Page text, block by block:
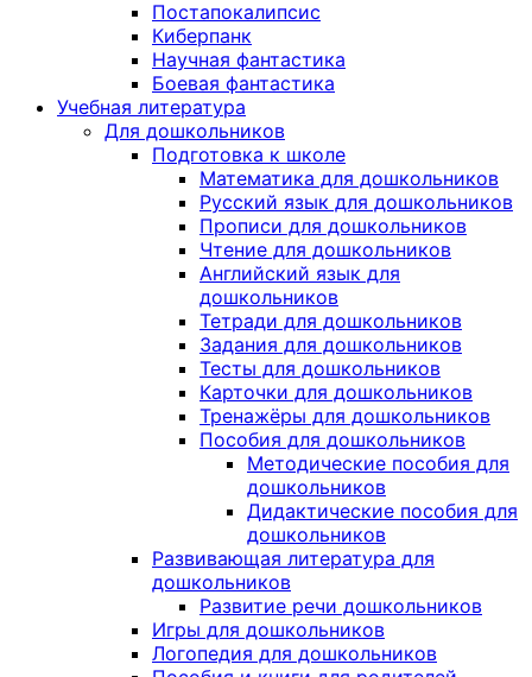
Постапокалипсис
Киберпанк
Научная фантастика
Боевая фантастика
Учебная литература
Для дошкольников
Подготовка к школе
Математика для дошкольников
Русский язык для дошкольников
Прописи для дошкольников
Чтение для дошкольников
Английский язык для
дошкольников
Тетради для дошкольников
Задания для дошкольников
Тесты для дошкольников
Карточки для дошкольников
Тренажёры для дошкольников
Пособия для дошкольников
Методические пособия для
дошкольников
Дидактические пособия для
дошкольников
Развивающая литература для
дошкольников
Развитие речи дошкольников
Игры для дошкольников
Логопедия для дошкольников